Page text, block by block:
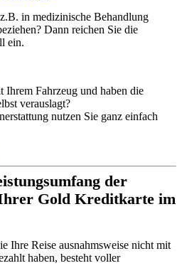
in medizinische Behandlung
Dann reichen Sie die
ein.
Ihrem Fahrzeug und haben die
verauslagt?
nutzen Sie ganz einfach
der
Gold Kreditkarte im
Ihre Reise ausnahmsweise nicht mit
haben, besteht voller